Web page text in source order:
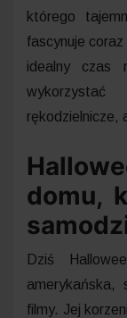
którego
fascynuje
idealny czas
rękodzielnicze,
domu,
Dziś
amerykańska,
filmy. Jej